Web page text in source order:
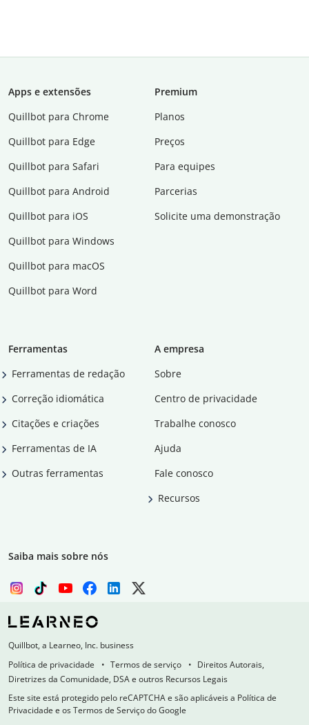
Apps e extensões
Quillbot para Chrome
Quillbot para Edge
Quillbot para Safari
Quillbot para Android
Quillbot para iOS
Quillbot para Windows
Quillbot para macOS
Quillbot para Word
Premium
Planos
Preços
Para equipes
Parcerias
Solicite uma demonstração
Ferramentas
Ferramentas de redação
Correção idiomática
Citações e criações
Ferramentas de IA
Outras ferramentas
A empresa
Sobre
Centro de privacidade
Trabalhe conosco
Ajuda
Fale conosco
Recursos
Saiba mais sobre nós
Quillbot, a Learneo, Inc. business
Política de privacidade
Termos de serviço
Direitos Autorais,
Diretrizes da Comunidade, DSA e outros Recursos Legais
Este site está protegido pelo reCAPTCHA e são aplicáveis a Política de
Privacidade e os Termos de Serviço do Google